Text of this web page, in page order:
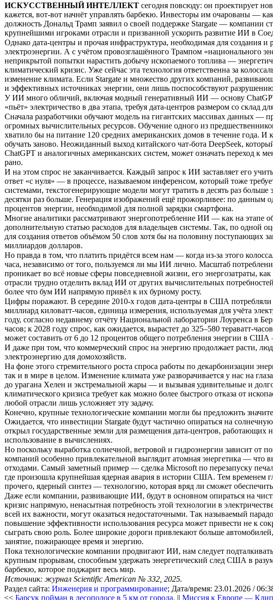
ИСКУССТВЕННЫЙ ИНТЕЛЛЕКТ сегодня повсюду: он проектирует
кажется, вот-вот начнёт управлять барбекю. Инвесторы им очарованы —
должность Дональд Трамп заявил о своей поддержке Stargate — компании
крупнейшими игроками отрасли и призванной ускорить развитие ИИ в
Однако дата-центры и прочая инфраструктура, необходимая для создания
электроэнергии. А с учётом провозглашённого Трампом «национального
неприкрытой попытки нарастить добычу ископаемого топлива —
климатический кризис. Уже сейчас эта технология ответственна за
изменение климата. Если Stargate и множество других компаний,
и эффективных источниках энергии, они лишь поспособствуют
У ИИ много обличий, включая модный генеративный ИИ — основу
«пьёт» электричество в два этапа, требуя дата-центров размером со склад
Сначала разработчики обучают модель на гигантских массивах данных
огромных вычислительных ресурсов. Обучение одного из
хватило бы на питание 120 средних американских домов в течение года. И
обучать заново. Неожиданный выход китайского чат-бота DeepSeek,
ChatGPT и аналогичных американских систем, может означать переход к
рано.
И на этом спрос не заканчивается. Каждый запрос к ИИ заставляет его
ответ «с нуля» — в процессе, называемом инференсом, который тоже
системами, текстогенерирующие модели могут тратить в десять раз
десятки раз больше. Генерация изображений ещё прожорливее: по данным
процентов энергии, необходимой для полной зарядки смартфона.
Многие аналитики рассматривают энергопотребление ИИ — как на этапе
дополнительную статью расходов для владельцев системы. Так, по одной
для создания ответов объёмом 50 слов хотя бы на половину поступающих
миллиардов долларов.
Но правда в том, что платить придётся всем нам — когда из-за этого
часа, независимо от того, пользуемся ли мы ИИ лично. Масштаб
проникает во всё новые сферы повседневной жизни, его энергозатраты,
отрасли трудно отделить вклад ИИ от других вычислительных
более что бум ИИ напрямую привёл к их бурному росту.
Цифры поражают. В середине 2010-х годов дата-центры в США потребляли
миллиард киловатт-часов, единица измерения, используемая для учёта
году, согласно недавнему отчёту Национальной лаборатории Лоуренса в
часов; к 2028 году спрос, как ожидается, вырастет до 325–580 тераватт-
может составить от 6 до 12 процентов общего потребления энергии в
И даже при том, что коммерческий спрос на энергию продолжает расти,
электроэнергию для домохозяйств.
На фоне этого стремительного роста спроса работы по декарбонизации
так и в мире в целом. Изменение климата уже разворачивается у нас на
до урагана Хелен и экстремальной жары — и вызывая удивительные и
климатического кризиса требует как можно более быстрого отказа от
любой отрасли лишь усложняет эту задачу.
Конечно, крупные технологические компании могли бы предложить
Ожидается, что инвестиции Stargate будут частично опираться на
открыл государственные земли для размещения дата-центров, работающих
использование в вычислениях.
Но поскольку выработка солнечной, ветровой и гидроэнергии зависит
компаний особенно привлекательной выглядит атомная энергетика — что
отходами. Самый заметный пример — сделка Microsoft по перезапуску
где произошла крупнейшая ядерная авария в истории США. Тем временем
прочего, ядерный синтез — технологию, которая вряд ли сможет
Даже если компании, развивающие ИИ, будут в основном опираться на
кризис напрямую, ненасытная потребность этой технологии в
всей их важности, могут оказаться недостаточными. Так называемый
повышение эффективности использования ресурса может привести не к
сыграть свою роль. Более широкие дороги привлекают больше
занятие, пожирающее время и энергию.
Пока технологические компании продвигают ИИ, нам следует
крупным прорывам, способным удержать энергетический след США в
барбекю, которое поджарит весь мир.
Источник: журнал Scientific American № 332, 2025.
Раздел сайта: Инженерия и программирование; Дата/время: 23.01.2026 /
<< Барсук пойман в лесополосе в 5 км от города. || Миссия к Европе —